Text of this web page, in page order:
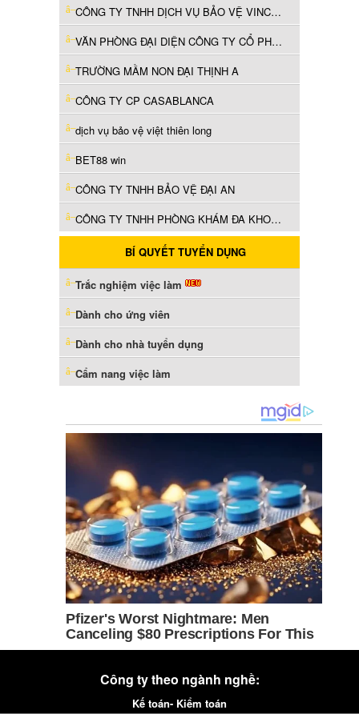
CÔNG TY TNHH DỊCH VỤ BẢO VỆ VINCOM
VĂN PHÒNG ĐẠI DIỆN CÔNG TY CỔ PHẦN THƯƠNG MẠI KIẾN VIỆT
TRƯỜNG MẦM NON ĐẠI THỊNH A
CÔNG TY CP CASABLANCA
dịch vụ bảo vệ việt thiên long
BET88 win
CÔNG TY TNHH BẢO VỆ ĐẠI AN
CÔNG TY TNHH PHÒNG KHÁM ĐA KHOA QUỐC TẾ AN PHÚ
BÍ QUYẾT TUYỂN DỤNG
Trắc nghiệm việc làm
Dành cho ứng viên
Dành cho nhà tuyển dụng
Cẩm nang việc làm
Công ty theo ngành nghề:
Kế toán- Kiểm toán